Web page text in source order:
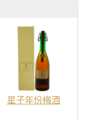
星子年份梅酒